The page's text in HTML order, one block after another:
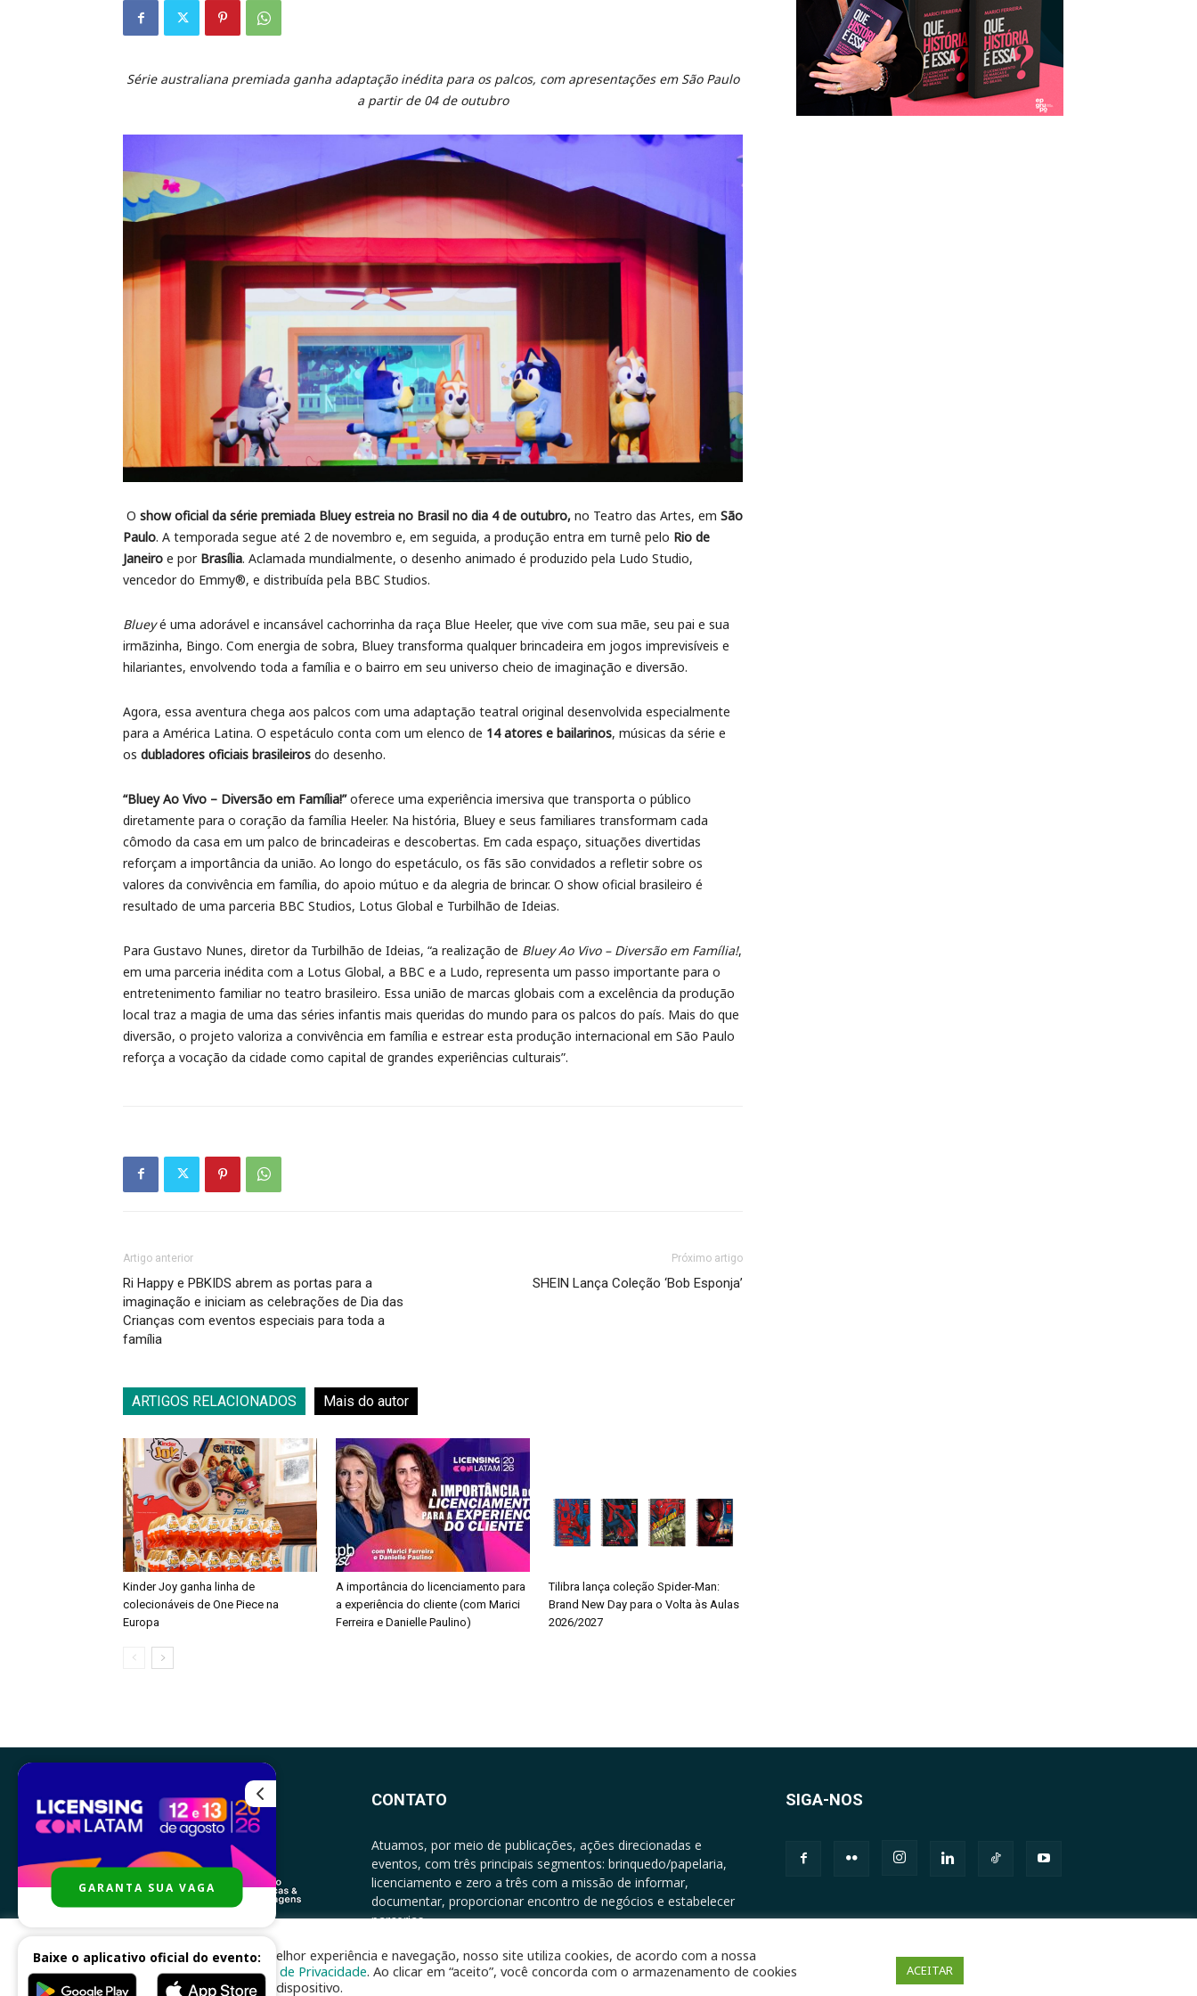
Série australiana premiada ganha adaptação inédita para os palcos, com apresentações em São Paulo
a partir de 04 de outubro
O show oficial da série premiada Bluey estreia no Brasil no dia 4 de outubro, no Teatro das Artes, em São
Paulo. A temporada segue até 2 de novembro e, em seguida, a produção entra em turnê pelo Rio de
Janeiro e por Brasília. Aclamada mundialmente, o desenho animado é produzido pela Ludo Studio,
vencedor do Emmy®, e distribuída pela BBC Studios.
Blueyé uma adorável e incansável cachorrinha da raça Blue Heeler, que vive com sua mãe, seu pai e sua
irmãzinha, Bingo. Com energia de sobra, Bluey transforma qualquer brincadeira em jogos imprevisíveis e
hilariantes, envolvendo toda a família e o bairro em seu universo cheio de imaginação e diversão.
Agora, essa aventura chega aos palcos com uma adaptação teatral original desenvolvida especialmente
para a América Latina. O espetáculo conta com um elenco de 14 atores e bailarinos, músicas da série e
os dubladores oficiais brasileiros do desenho.
“Bluey Ao Vivo – Diversão em Família!”oferece uma experiência imersiva que transporta o público
diretamente para o coração da família Heeler. Na história, Bluey e seus familiares transformam cada
cômodo da casa em um palco de brincadeiras e descobertas. Em cada espaço, situações divertidas
reforçam a importância da união. Ao longo do espetáculo, os fãs são convidados a refletir sobre os
valores da convivência em família, do apoio mútuo e da alegria de brincar. O show oficial brasileiro é
resultado de uma parceria BBC Studios, Lotus Global e Turbilhão de Ideias.
Para Gustavo Nunes, diretor da Turbilhão de Ideias, “a realização de Bluey Ao Vivo – Diversão em Família!,
em uma parceria inédita com a Lotus Global, a BBC e a Ludo, representa um passo importante para o
entretenimento familiar no teatro brasileiro. Essa união de marcas globais com a excelência da produção
local traz a magia de uma das séries infantis mais queridas do mundo para os palcos do país. Mais do que
diversão, o projeto valoriza a convivência em família e estrear esta produção internacional em São Paulo
reforça a vocação da cidade como capital de grandes experiências culturais”.
Artigo anterior
Ri Happy e PBKIDS abrem as portas para a
imaginação e iniciam as celebrações de Dia das
Crianças com eventos especiais para toda a
família
Próximo artigo
SHEIN Lança Coleção ‘Bob Esponja’
ARTIGOS RELACIONADOS Mais do autor
Kinder Joy ganha linha de
colecionáveis de One Piece na
Europa
A importância do licenciamento para
a experiência do cliente (com Marici
Ferreira e Danielle Paulino)
Tilibra lança coleção Spider-Man:
Brand New Day para o Volta às Aulas
2026/2027
CONTATO
Atuamos, por meio de publicações, ações direcionadas e
eventos, com três principais segmentos: brinquedo/papelaria,
licenciamento e zero a três com a missão de informar,
documentar, proporcionar encontro de negócios e estabelecer
parcerias.
SIGA-NOS
Para melhor experiência e navegação, nosso site utiliza cookies, de acordo com a nossa
Política de Privacidade. Ao clicar em “aceito”, você concorda com o armazenamento de cookies
no seu dispositivo.
ACEITAR
GARANTA SUA VAGA
Baixe o aplicativo oficial do evento: